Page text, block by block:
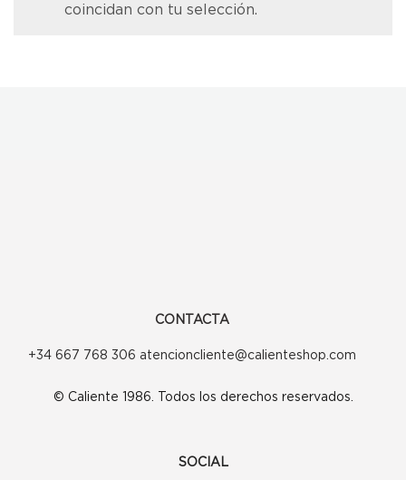
coincidan con tu selección.
CONTACTA
+34 667 768 306 atencioncliente@calienteshop.com
© Caliente 1986. Todos los derechos reservados.
SOCIAL